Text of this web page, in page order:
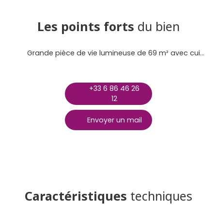
Les points forts du bien
Grande pièce de vie lumineuse de 69 m² avec cuisine aménagée et équipée Cheminée centrale traversante + poêle à granulés pour un confort optimal 5 chambres dont une suite parentale avec salle d’eau privative et balcon Vie de plain-pied possible avec chambre, salle d’eau et WC au rez-de-chaussée Sous-sol total de 103 m² avec garage et nombreux espaces de rangement Deux terrasses offrant différents espaces de détente Terrain clos et arboré de 5 856 m² avec arbres fruitiers et bassin Dépendance en bois de 23 m² + kiosque de jardin Environnement calme et verdoyant, sans vis-à-vis direct gênant Terrain agricole attenant de plus de 2 hectares (non constructible)
+33 6 86 46 26
12
Envoyer un mail
Caractéristiques techniques